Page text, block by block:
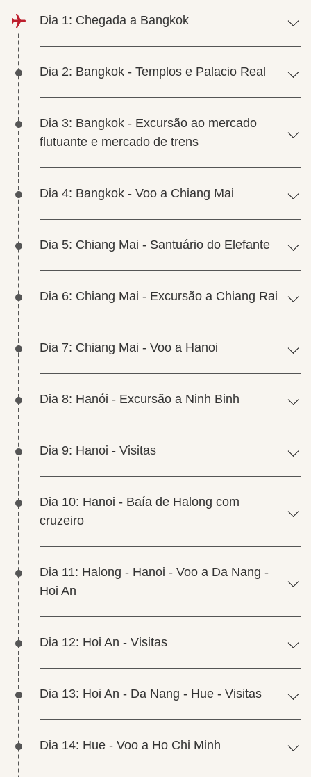
Dia 1: Chegada a Bangkok
Dia 2: Bangkok - Templos e Palacio Real
Dia 3: Bangkok - Excursão ao mercado
flutuante e mercado de trens
Dia 4: Bangkok - Voo a Chiang Mai
Dia 5: Chiang Mai - Santuário do Elefante
Dia 6: Chiang Mai - Excursão a Chiang Rai
Dia 7: Chiang Mai - Voo a Hanoi
Dia 8: Hanói - Excursão a Ninh Binh
Dia 9: Hanoi - Visitas
Dia 10: Hanoi - Baía de Halong com
cruzeiro
Dia 11: Halong - Hanoi - Voo a Da Nang -
Hoi An
Dia 12: Hoi An - Visitas
Dia 13: Hoi An - Da Nang - Hue - Visitas
Dia 14: Hue - Voo a Ho Chi Minh